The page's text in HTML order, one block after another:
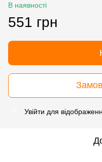
В наявності
551 грн
Увійти для